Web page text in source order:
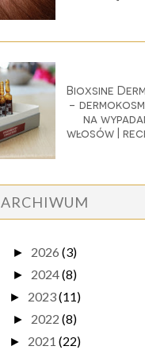
Bioxsine
-
na
włosów |
ARCHIWUM
► 2026 (3)
► 2024(8)
► 2023(11)
► 2022 (8)
► 2021 (22)